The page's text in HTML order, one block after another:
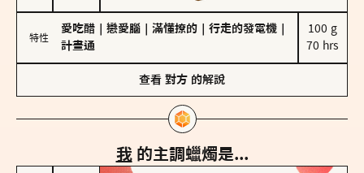
特性
愛吃醋 戀愛腦 滿懂撩的 行走的發電機
計畫通
100 g
70 hrs
查看 對方 的解說
我 的主調蠟燭是...